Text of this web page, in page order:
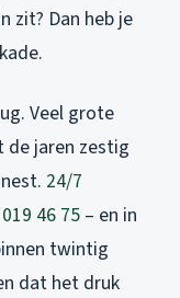
zit? Dan heb je
Veel grote
de jaren zestig
24/7
46 75 – en in
twintig
dat het druk